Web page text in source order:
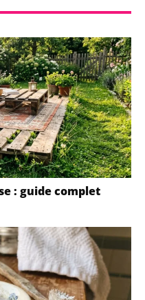
: guide complet